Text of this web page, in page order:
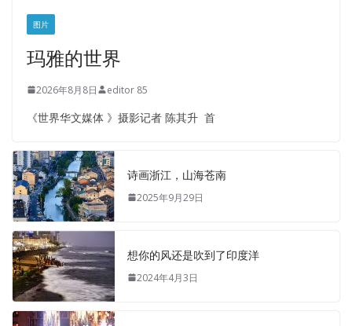
图片
玛雅的世界
2026年8月8日 editor 85
《世界华文媒体 》摄影记者 陈其升 首
诗画浙江，山海苍南
2025年9月29日
想你的风还是吹到了印度洋
2024年4月3日